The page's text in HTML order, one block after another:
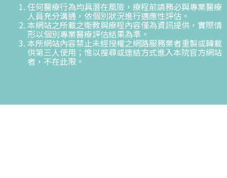
任何醫療行為均具潛在風險，療程前請務必與專業醫療
人員充分溝通，依個別狀況進行適應性評估。
本網站之所載之衛教與療程內容僅為資訊提供，實際情
形以個別專業醫療評估結果為準。
本所網站內容禁止未經授權之網路服務業者重製或轉載
供第三人使用；惟以搜尋或連結方式進入本院官方網站
者，不在此限。